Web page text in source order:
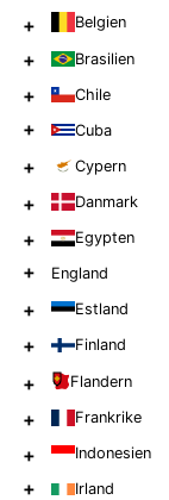
+ Belgien
+ Brasilien
+ Chile
+ Cuba
+ Cypern
+ Danmark
+ Egypten
+ England
+ Estland
+ Finland
+ Flandern
+ Frankrike
+ Indonesien
+ Irland